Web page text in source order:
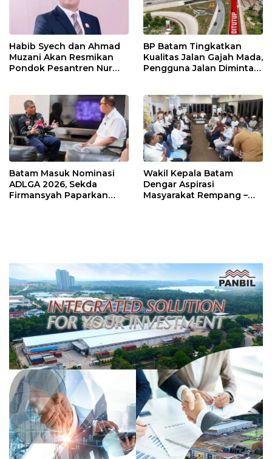
Habib Syech dan Ahmad
Muzani Akan Resmikan
Pondok Pesantren Nur
BP Batam Tingkatkan
Kualitas Jalan Gajah Mada,
Pengguna Jalan Diminta
Batam Masuk Nominasi
ADLGA 2026, Sekda
Firmansyah Paparkan
Wakil Kepala Batam
Dengar Aspirasi
Masyarakat Rempang –